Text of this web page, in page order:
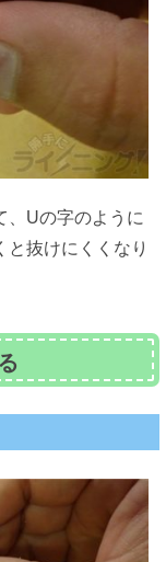
、Uの字のように
抜けにくくなり